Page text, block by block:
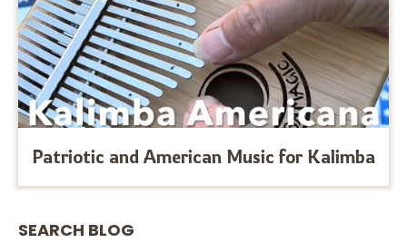
Patriotic and American Music for Kalimba
SEARCH BLOG